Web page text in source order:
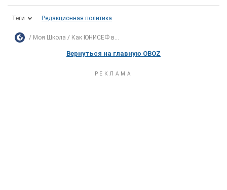
Теги Редакционная политика
Моя Школа Как ЮНИСЕФ в...
Вернуться на главную OBOZ